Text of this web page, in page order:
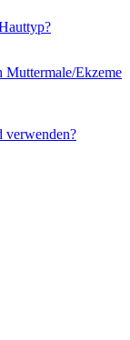
Muttermale/Ekzeme
verwenden?